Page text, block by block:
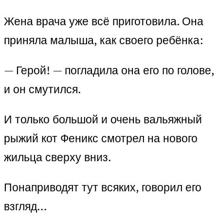
Жена врача уже всё приготовила. Она
приняла малыша, как своего ребёнка:
— Герой! — погладила она его по голове,
и он смутился.
И только большой и очень вальяжный
рыжий кот Феникс смотрел на нового
жильца сверху вниз.
Понаприводят тут всяких, говорил его
взгляд…